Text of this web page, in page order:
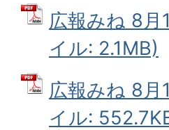
広報みね 8月
イル: 2.1MB)
広報みね 8月
イル: